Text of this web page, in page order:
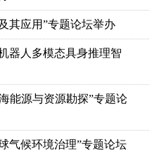
其应用”专题论坛举办
器人多模态具身推理智
能源与资源勘探”专题论
气候环境治理”专题论坛